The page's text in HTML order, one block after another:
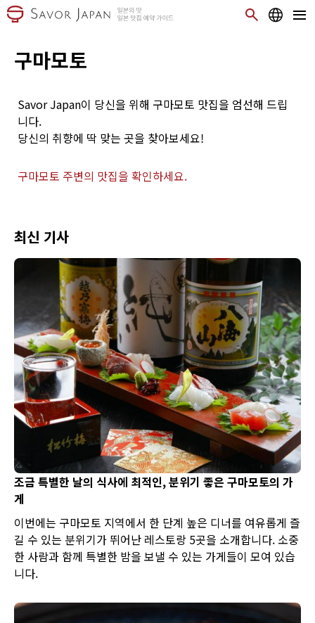
구마모토
Savor Japan이 당신을 위해 구마모토 맛집을 엄선해 드립
니다.
당신의 취향에 딱 맞는 곳을 찾아보세요!
구마모토 주변의 맛집을 확인하세요.
최신 기사
조금 특별한 날의 식사에 최적인, 분위기 좋은 구마모토의 가
게
이번에는 구마모토 지역에서 한 단계 높은 디너를 여유롭게 즐
길 수 있는 분위기가 뛰어난 레스토랑 5곳을 소개합니다. 소중
한 사람과 함께 특별한 밤을 보낼 수 있는 가게들이 모여 있습
니다.